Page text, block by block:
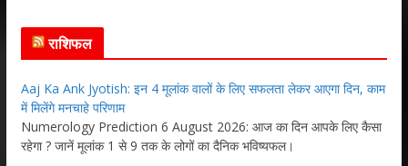
राशिफल
Aaj Ka Ank Jyotish: इन 4 मूलांक वालों के लिए सफलता लेकर आएगा दिन, काम
में मिलेंगे मनचाहे परिणाम
Numerology Prediction 6 August 2026: आज का दिन आपके लिए कैसा
रहेगा ? जानें मूलांक 1 से 9 तक के लोगों का दैनिक भविष्यफल।